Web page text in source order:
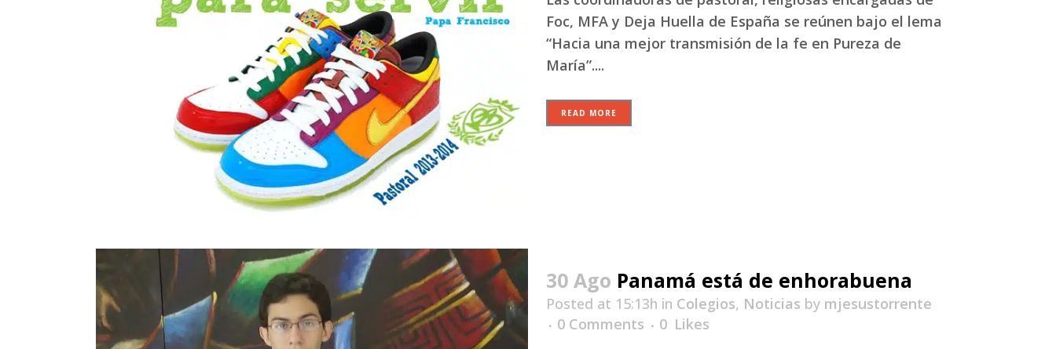
Foc, MFA y Deja Huella de España se reúnen bajo el lema
“Hacia una mejor transmisión de la fe en Pureza de
María”....
READ MORE
30 Ago Panamá está de enhorabuena
Posted at 15:13h in Colegios, Noticias by mjesustorrente
0 Comments
0 Likes